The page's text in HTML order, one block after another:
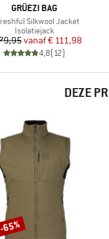
MERK
GRÜEZI BAG
Silkwool Jacket
Productgroep
Isolatiejack
Prijs
Verlaagde prijs
vanaf€ 111,98
4,8(12)
DEZE